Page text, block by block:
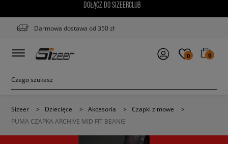
DOŁĄCZ DO SIZEERCLUB
Darmowa dostawa od 350 zł
0 0
Sizeer > Dziecięce > Akcesoria > Czapki zimowe
>
PUMA CZAPKA ARCHIVE MID FIT BEANIE